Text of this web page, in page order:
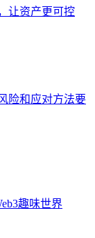
让资产更可控
险和应对方法要
趣味世界